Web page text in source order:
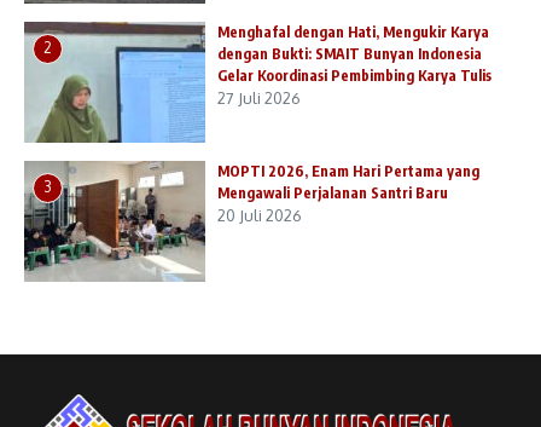
2
Menghafal dengan Hati, Mengukir Karya
dengan Bukti: SMAIT Bunyan Indonesia
Gelar Koordinasi Pembimbing Karya Tulis
27 Juli 2026
3
MOPTI 2026, Enam Hari Pertama yang
Mengawali Perjalanan Santri Baru
20 Juli 2026